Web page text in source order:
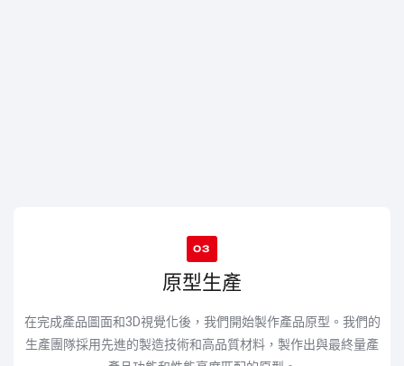
03
原型生產
在完成產品圖面和3D視覺化後，我們開始製作產品原型。我們的
生產團隊採用先進的製造技術和高品質材料，製作出與最終量產